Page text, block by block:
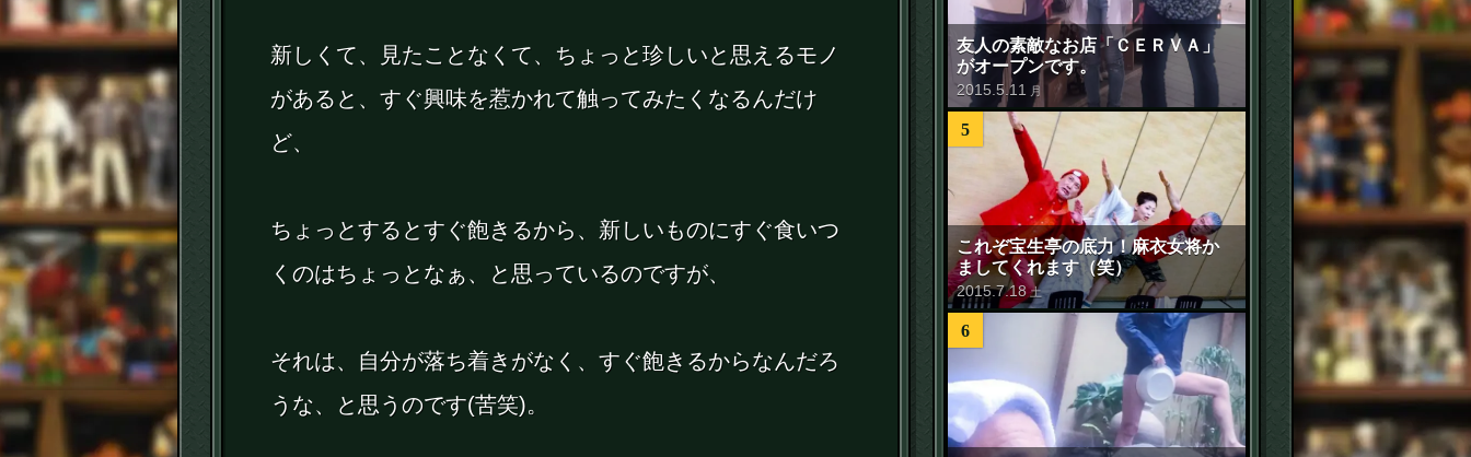
新しくて、見たことなくて、ちょっと珍しいと思えるモノ
があると、すぐ興味を惹かれて触ってみたくなるんだけ
ど、
ちょっとするとすぐ飽きるから、新しいものにすぐ食いつ
くのはちょっとなぁ、と思っているのですが、
それは、自分が落ち着きがなく、すぐ飽きるからなんだろ
うな、と思うのです(苦笑)。
友人の素敵なお店「ＣＥＲＶＡ」
がオープンです。
2015 5.11 月
5
これぞ宝生亭の底力！麻衣女将か
ましてくれます（笑）
2015.7.18 土
6